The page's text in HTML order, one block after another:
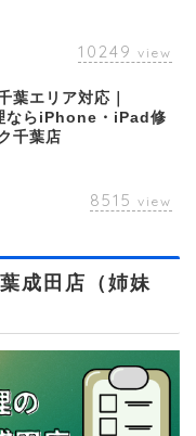
10249 view
葉エリア対応｜
ならiPhone・iPad修
千葉店
8515 view
成田店（姉妹